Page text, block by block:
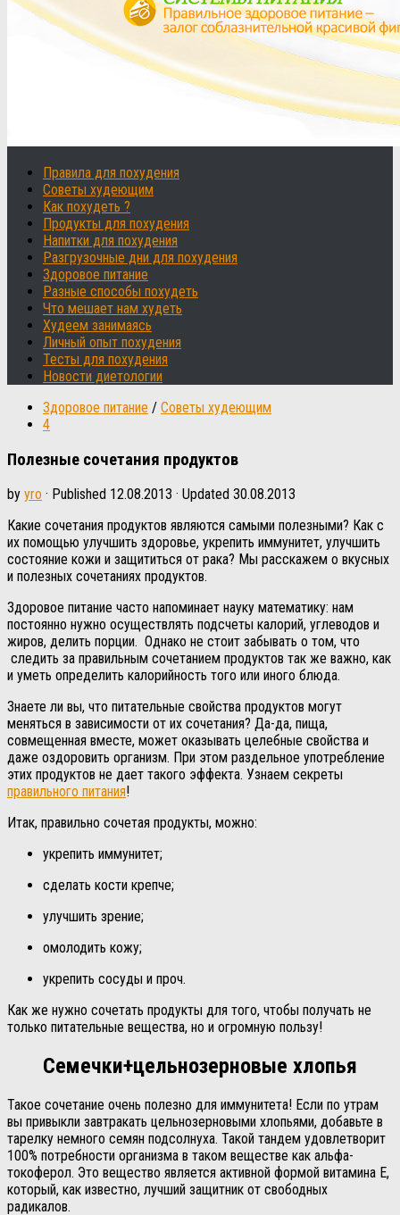
Правила для похудения
Советы худеющим
Как похудеть ?
Продукты для похудения
Напитки для похудения
Разгрузочные дни для похудения
Здоровое питание
Разные способы похудеть
Что мешает нам худеть
Худеем занимаясь
Личный опыт похудения
Тесты для похудения
Новости диетологии
Здоровое питание / Советы худеющим
4
Полезные сочетания продуктов
by yro · Published 12.08.2013 · Updated 30.08.2013
Какие сочетания продуктов являются самыми полезными? Как с
их помощью улучшить здоровье, укрепить иммунитет, улучшить
состояние кожи и защититься от рака? Мы расскажем о вкусных
и полезных сочетаниях продуктов.
Здоровое питание часто напоминает науку математику: нам
постоянно нужно осуществлять подсчеты калорий, углеводов и
жиров, делить порции. Однако не стоит забывать о том, что
следить за правильным сочетанием продуктов так же важно, как
и уметь определить калорийность того или иного блюда.
Знаете ли вы, что питательные свойства продуктов могут
меняться в зависимости от их сочетания? Да-да, пища,
совмещенная вместе, может оказывать целебные свойства и
даже оздоровить организм. При этом раздельное употребление
этих продуктов не дает такого эффекта. Узнаем секреты
правильного питания!
Итак, правильно сочетая продукты, можно:
укрепить иммунитет;
сделать кости крепче;
улучшить зрение;
омолодить кожу;
укрепить сосуды и проч.
Как же нужно сочетать продукты для того, чтобы получать не
только питательные вещества, но и огромную пользу!
Семечки+цельнозерновые хлопья
Такое сочетание очень полезно для иммунитета! Если по утрам
вы привыкли завтракать цельнозерновыми хлопьями, добавьте в
тарелку немного семян подсолнуха. Такой тандем удовлетворит
100% потребности организма в таком веществе как альфа-
токоферол. Это вещество является активной формой витамина Е,
который, как известно, лучший защитник от свободных
радикалов.